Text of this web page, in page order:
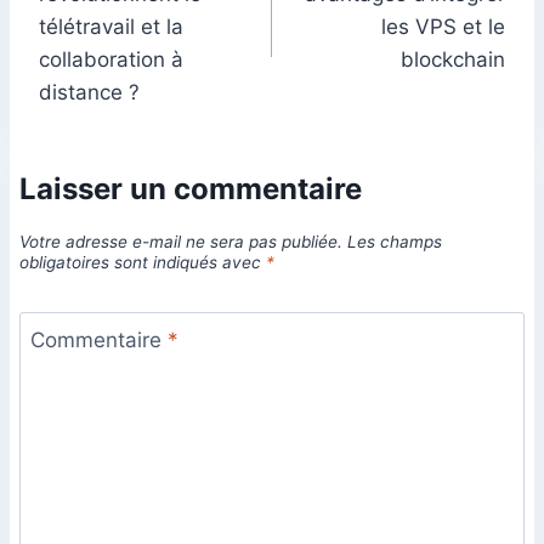
l’article
télétravail et la
collaboration à
distance ?
les VPS et le
blockchain
Laisser un commentaire
Votre adresse e-mail ne sera pas publiée. Les champs
obligatoires sont indiqués avec *
Commentaire *